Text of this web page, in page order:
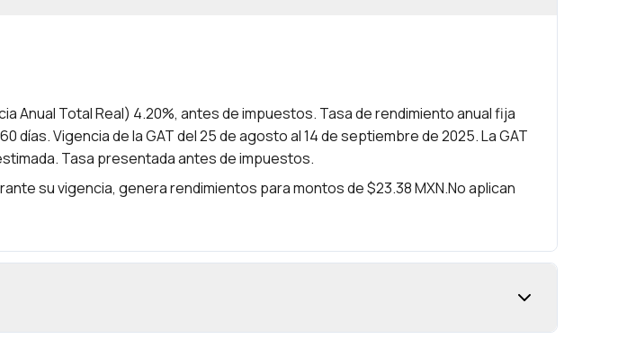
Anual Total Real) 4.20%, antes de impuestos. Tasa de rendimiento anual fija
días. Vigencia de la GAT del 25 de agosto al 14 de septiembre de 2025. La GAT
Tasa presentada antes de impuestos.
su vigencia, genera rendimientos para montos de $23.38 MXN.No aplican